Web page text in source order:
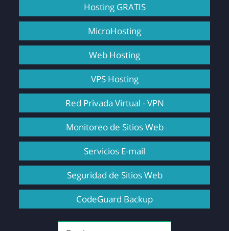
Hosting GRATIS
MicroHosting
Web Hosting
VPS Hosting
Red Privada Virtual - VPN
Monitoreo de Sitios Web
Servicios E-mail
Seguridad de Sitios Web
CodeGuard Backup